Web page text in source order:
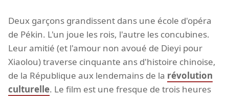
Deux garçons grandissent dans une école d'opéra
de Pékin. L'un joue les rois, l'autre les concubines.
Leur amitié (et l'amour non avoué de Dieyi pour
Xiaolou) traverse cinquante ans d'histoire chinoise,
de la République aux lendemains de la révolution
culturelle. Le film est une fresque de trois heures